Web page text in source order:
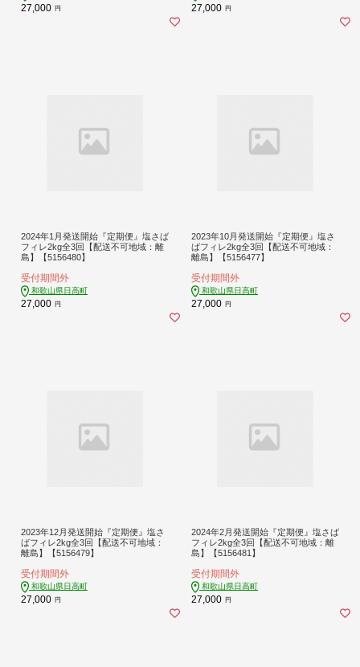
27,000 円 27,000 円
2024年1月発送開始『定期便』塩さば
フィレ2kg全3回【配送不可地域：離
島】【5156480】
受付期間外
和歌山県日高町
27,000 円
2023年10月発送開始『定期便』塩さ
ばフィレ2kg全3回【配送不可地域：
離島】【5156477】
受付期間外
和歌山県日高町
27,000 円
2023年12月発送開始『定期便』塩さ
ばフィレ2kg全3回【配送不可地域：
離島】【5156479】
受付期間外
和歌山県日高町
27,000 円
2024年2月発送開始『定期便』塩さば
フィレ2kg全3回【配送不可地域：離
島】【5156481】
受付期間外
和歌山県日高町
27,000 円